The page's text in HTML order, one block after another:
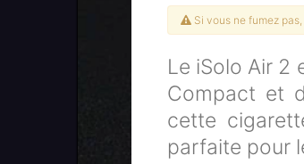
Si vous ne fumez
Le iSolo Air 2
Compact et
cette
parfaite pour